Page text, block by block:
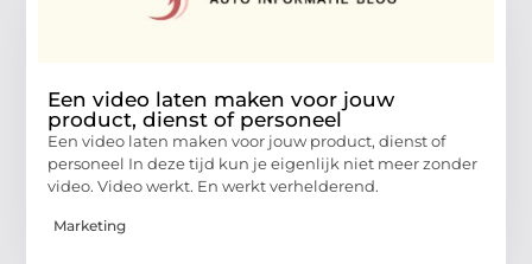
Een video laten maken voor jouw
product, dienst of personeel
Een video laten maken voor jouw product, dienst of
personeel In deze tijd kun je eigenlijk niet meer zonder
video. Video werkt. En werkt verhelderend.
Marketing